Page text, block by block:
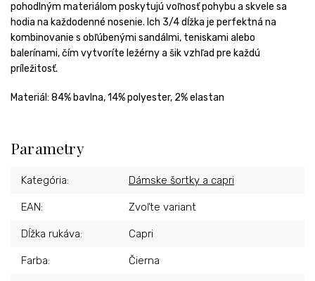
pohodlným materiálom poskytujú voľnosť pohybu a skvele sa
hodia na každodenné nosenie. Ich 3/4 dĺžka je perfektná na
kombinovanie s obľúbenými sandálmi, teniskami alebo
balerínami, čím vytvoríte ležérny a šik vzhľad pre každú
príležitosť.
Materiál: 84% bavlna, 14% polyester, 2% elastan
Parametry
Kategória: Dámske šortky a capri
EAN: Zvoľte variant
Dĺžka rukáva: Capri
Farba: Čierna